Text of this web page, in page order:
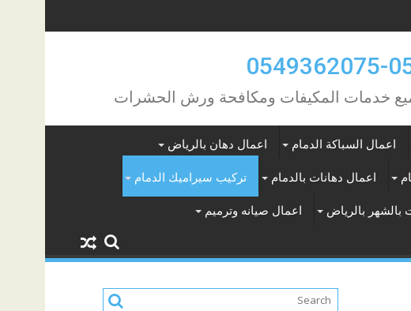
خدمات المكيفات ومكافحة ورش الحشرات
اعمال السباكة الدمام اعمال دهان بالرياض
اعمال دهانات بالدمام تركيب سيراميك الدمام
بالشهر بالرياض اعمال صيانه وترميم